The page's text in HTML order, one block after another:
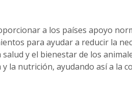
a los países apoyo
para ayudar a reducir la
y el bienestar de los
la nutrición, ayudando así a la